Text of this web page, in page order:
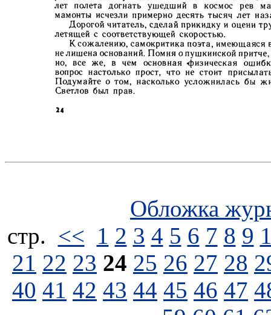
Обложка
стp. << 1 2 3 4 5 6 7 8 9
21 22 23 24 25 26 27 28
40 41 42 43 44 45 46 47